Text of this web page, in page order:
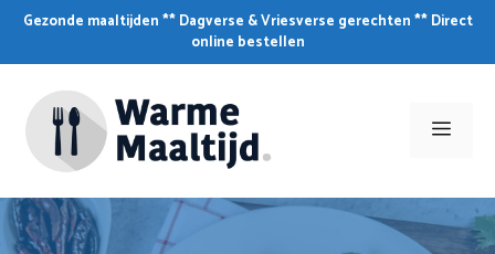
Skip
content
Gezonde maaltijden ** Dagverse & Vriesverse gerechten ** Direct
online bestellen
Menu